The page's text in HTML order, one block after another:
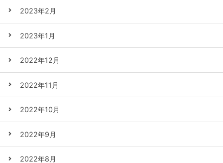
2023年2月
2023年1月
2022年12月
2022年11月
2022年10月
2022年9月
2022年8月